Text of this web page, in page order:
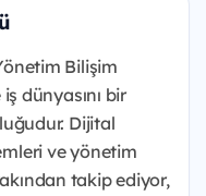
Bilişim
dünyasını bir
Dijital
ve yönetim
takip ediyor,